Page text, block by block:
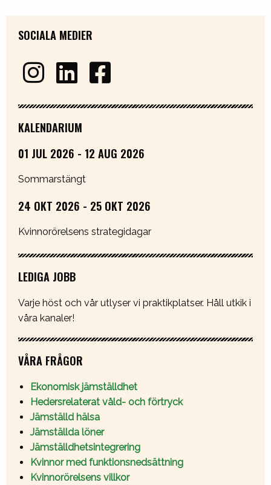
SOCIALA MEDIER
KALENDARIUM
01 JUL 2026 - 12 AUG 2026
Sommarstängt
24 OKT 2026 - 25 OKT 2026
Kvinnorörelsens strategidagar
LEDIGA JOBB
Varje höst och vår utlyser vi praktikplatser. Håll utkik i
våra kanaler!
VÅRA FRÅGOR
Ekonomisk jämställdhet
Hedersrelaterat våld- och förtryck
Jämställd hälsa
Jämställda löner
Jämställdhetsintegrering
Kvinnor med funktionsnedsättning
Kvinnorörelsens villkor